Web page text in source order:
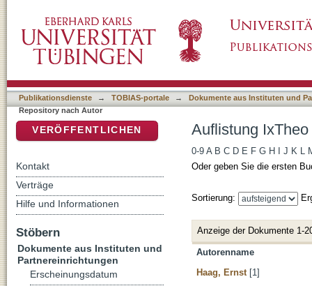
Publikationsdienste → TOBIAS-portale →
Dokumente aus Instituten und
Repository nach Autor
Auflistung
0-9 A B C D E F G H J K L
Oder geben Sie die ersten
Sortierung:
Anzeige der Dokumente 1-
Autorenname
Haag, Ernst [1]
VERÖFFENTLICHEN
Kontakt
Verträge
Hilfe und Informationen
Stöbern
Dokumente aus Instituten und
Partnereinrichtungen
Erscheinungsdatum